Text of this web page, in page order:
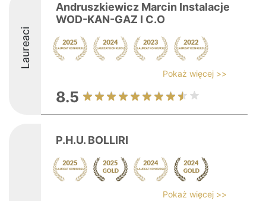
Laureaci
Andruszkiewicz Marcin Instalacje
WOD-KAN-GAZ I C.O
Pokaż więcej >>
8.5
P.H.U. BOLLIRI
Pokaż więcej >>